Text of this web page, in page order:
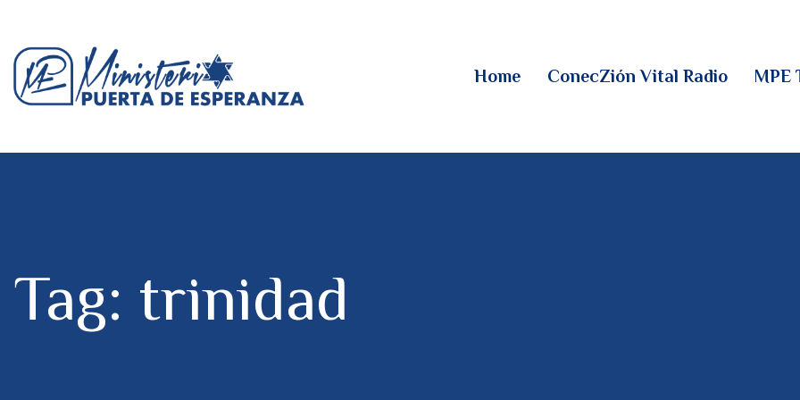
Home ConecZión Vital Radio MPE
Tag: trinidad
CONECZIÓN VITAL
MPE TV